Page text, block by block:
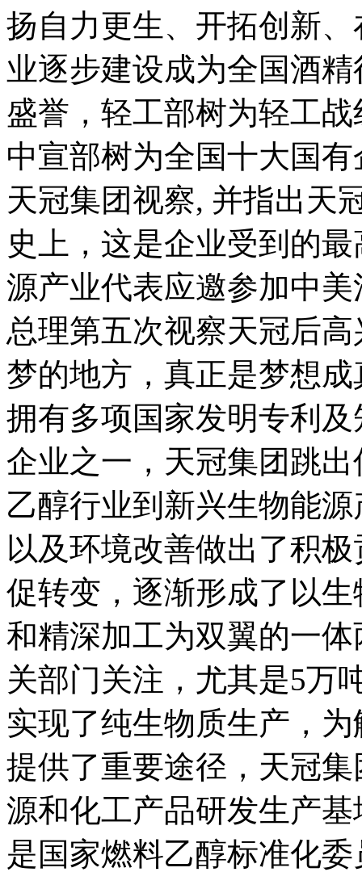
扬自力更生、开拓创新
业逐步建设成为全国酒
盛誉，轻工部树为轻工
中宣部树为全国十大国
天冠集团视察, 并指出天
史上，这是企业受到的
源产业代表应邀参加中
总理第五次视察天冠后
梦的地方，真正是梦想
拥有多项国家发明专利
企业之一，天冠集团跳
乙醇行业到新兴生物能
以及环境改善做出了积
促转变，逐渐形成了以
和精深加工为双翼的一
关部门关注，尤其是5万
实现了纯生物质生产，
提供了重要途径，天冠
源和化工产品研发生产
是国家燃料乙醇标准化